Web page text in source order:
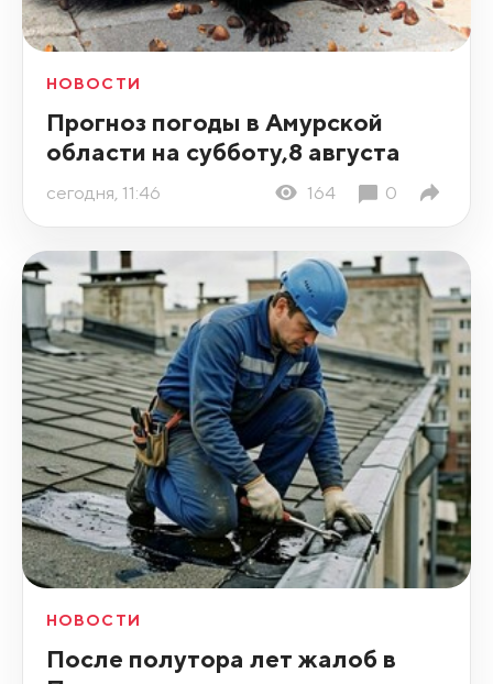
НОВОСТИ
Прогноз погоды в Амурской
области на субботу,8 августа
сегодня, 11:46 164 0
НОВОСТИ
После полутора лет жалоб в